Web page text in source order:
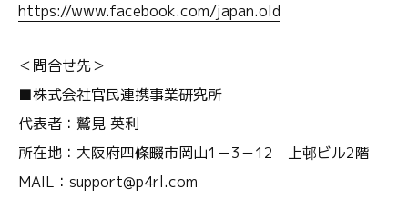
https://www.facebook.com/japan.old
＜問合せ先＞
■株式会社官民連携事業研究所
代表者：鷲見 英利
所在地：大阪府四條畷市岡山1－3－12 上邨ビル2階
MAIL：support@p4rl.com